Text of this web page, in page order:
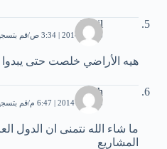
Basil
6 يناير، 2014 | 3:34 ص قم
هيه الأراضي خلصت حتى يبدوا
salah
13 يناير، 2014 | 6:47 م قم
ما شاء الله نتمنى ان الدول
المشاريع